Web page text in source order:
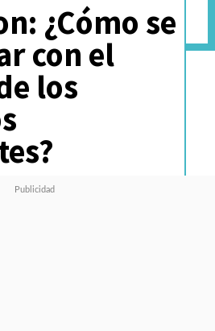
¿Cómo se
con el
los